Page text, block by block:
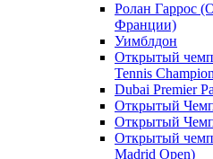
Ролан Гаррос
Франции)
Уимблдон
Открытый
Tennis
Dubai Premier
Открытый
Открытый
Открытый
Madrid Open)